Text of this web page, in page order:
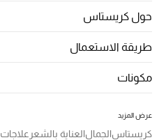
الرجال
حول كريستاس
طريقة الاستعمال
مكونات
عرض المزيد
كريستاسالجمالالعناية بالشعر علاجات